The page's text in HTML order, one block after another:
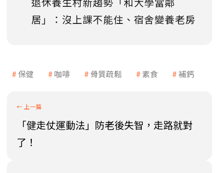
居」：沒上課不能住、宿舍變養老房
保健 咖啡 骨質疏鬆 素食 補鈣
「健走仗運動法」防老後失智，走路就對
了！